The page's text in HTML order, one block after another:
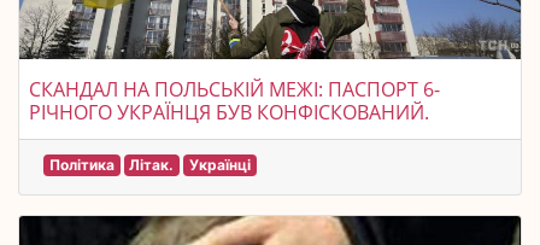
СКАНДАЛ НА ПОЛЬСЬКІЙ МЕЖІ: ПАСПОРТ 6-
РІЧНОГО УКРАЇНЦЯ БУВ КОНФІСКОВАНИЙ.
Політика Літак. Українці